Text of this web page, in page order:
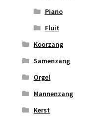
Piano
Fluit
Koorzang
Samenzang
Orgel
Mannenzang
Kerst